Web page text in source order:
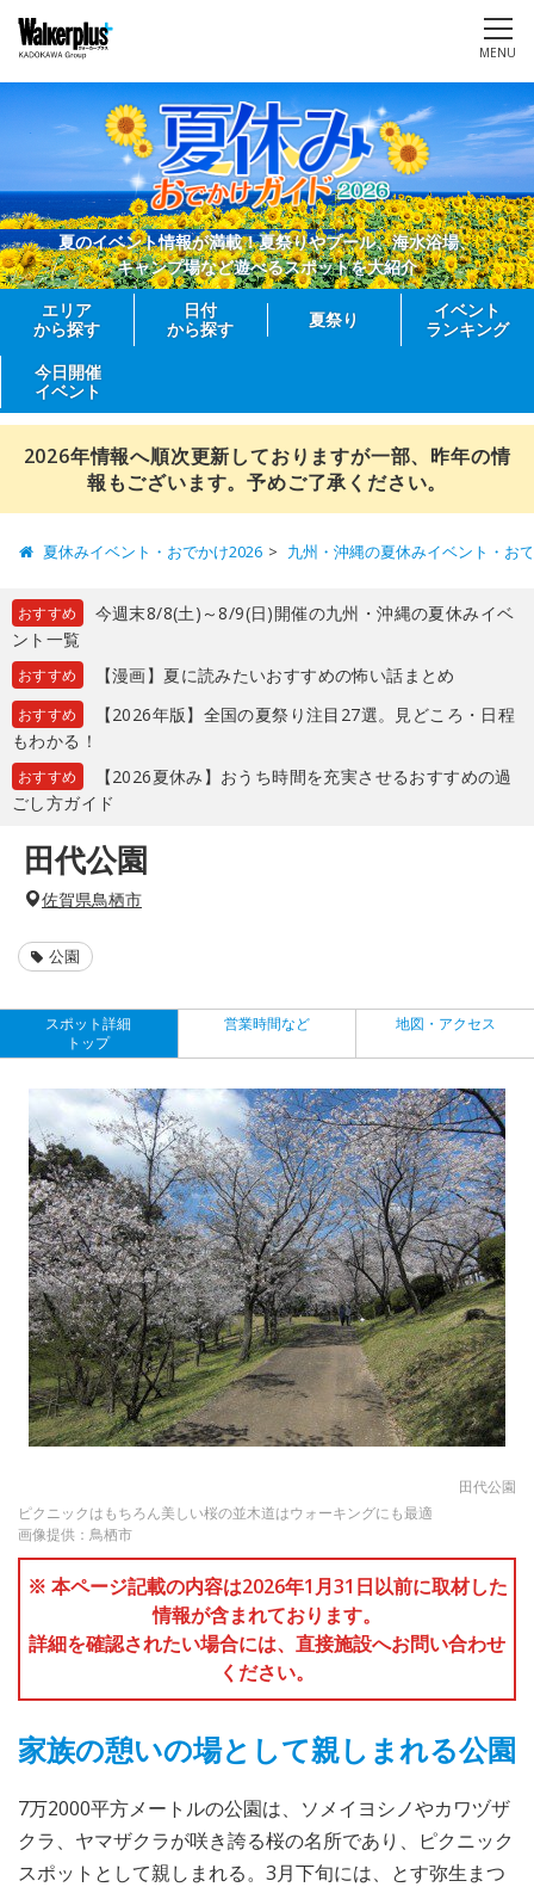
MENU
夏のイベント情報が満載！夏祭りやプール、海水浴場、
キャンプ場など遊べるスポットを大紹介
エリア
から探す
日付
から探す
夏祭り
イベント
ランキング
今日開催
イベント
2026年情報へ順次更新しておりますが一部、昨年の情
報もございます。予めご了承ください。
夏休みイベント・おでかけ2026 九州・沖縄の夏休みイベント・お
おすすめ
今週末8/8(土)～8/9(日)開催の九州・沖縄の夏休みイベ
ント一覧
おすすめ 【漫画】夏に読みたいおすすめの怖い話まとめ
おすすめ
【2026年版】全国の夏祭り注目27選。見どころ・日程
もわかる！
おすすめ
【2026夏休み】おうち時間を充実させるおすすめの過
ごし方ガイド
田代公園
佐賀県鳥栖市
公園
スポット詳細
トップ
営業時間など 地図・アクセス
田代公園
ピクニックはもちろん美しい桜の並木道はウォーキングにも最適
画像提供：鳥栖市
※ 本ページ記載の内容は2026年1月31日以前に取材した
情報が含まれております。
詳細を確認されたい場合には、直接施設へお問い合わせ
ください。
家族の憩いの場として親しまれる公園
7万2000平方メートルの公園は、ソメイヨシノやカワヅザ
クラ、ヤマザクラが咲き誇る桜の名所であり、ピクニック
スポットとして親しまれる。3月下旬には、とす弥生まつ